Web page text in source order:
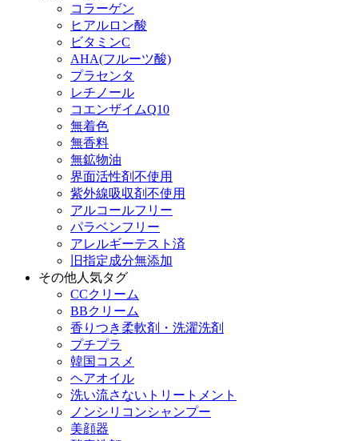
コラーゲン
ヒアルロン酸
ビタミンC
AHA(フルーツ酸)
プラセンタ
レチノール
コエンザイムQ10
無着色
無香料
無鉱物油
界面活性剤不使用
紫外線吸収剤不使用
アルコールフリー
パラベンフリー
アレルギーテスト済
旧指定成分無添加
その他人気タグ
CCクリーム
BBクリーム
香りつき柔軟剤・洗濯洗剤
プチプラ
韓国コスメ
ヘアオイル
洗い流さないトリートメント
ノンシリコンシャンプー
美顔器